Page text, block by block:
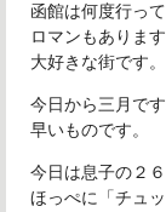
函館は何度行っ
ロマンもありま
大好きな街です。
今日から三月です
早いものです。
今日は息子の２
ほっぺに「チュ